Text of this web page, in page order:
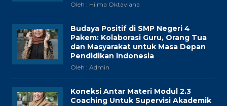
Oleh : Hilma Oktaviana
Budaya Positif di SMP Negeri 4
Pakem: Kolaborasi Guru, Orang Tua
dan Masyarakat untuk Masa Depan
Pendidikan Indonesia
Oleh : Admin
Koneksi Antar Materi Modul 2.3
Coaching Untuk Supervisi Akademik